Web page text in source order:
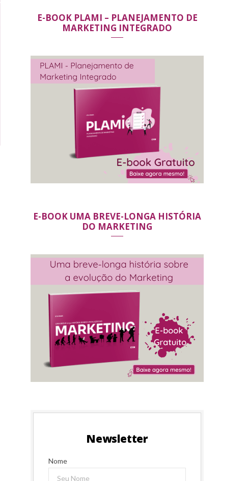
E-BOOK PLAMI – PLANEJAMENTO DE
MARKETING INTEGRADO
E-BOOK UMA BREVE-LONGA HISTÓRIA
DO MARKETING
Newsletter
Nome